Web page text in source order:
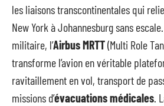
les liaisons transcontinentales qui
New York à Johannesburg sans
militaire, l’Airbus MRTT(Multi Role
transforme l’avion en véritable
ravitaillement en vol, transport de
missions d’évacuations médicales.